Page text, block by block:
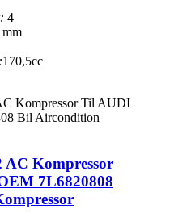
4
mm
170,5cc
AC Kompressor
7L6820808